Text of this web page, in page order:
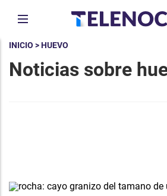
INICIO > HUEVO
Noticias sobre